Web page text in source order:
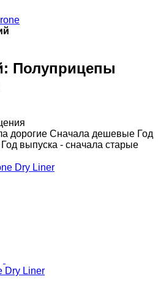
Полуприцепы
дорогие Сначала дешевые Год
Год выпуска - сначала старые
Dry Liner